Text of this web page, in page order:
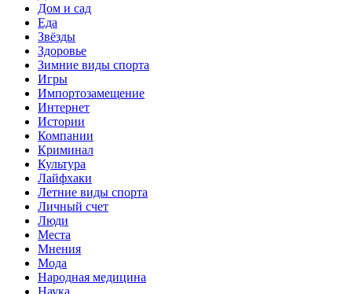
Дом и сад
Еда
Звёзды
Здоровье
Зимние виды спорта
Игры
Импортозамещение
Интернет
Истории
Компании
Криминал
Культура
Лайфхаки
Летние виды спорта
Личный счет
Люди
Места
Мнения
Мода
Народная медицина
Наука